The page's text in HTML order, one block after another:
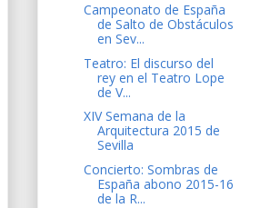
Campeonato de España
de Salto de Obstáculos
en Sev...
Teatro: El discurso del
rey en el Teatro Lope
de V...
XIV Semana de la
Arquitectura 2015 de
Sevilla
Concierto: Sombras de
España abono 2015-16
de la R...